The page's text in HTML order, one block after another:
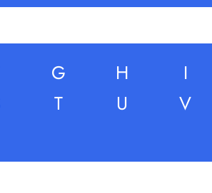
G H I
T U V